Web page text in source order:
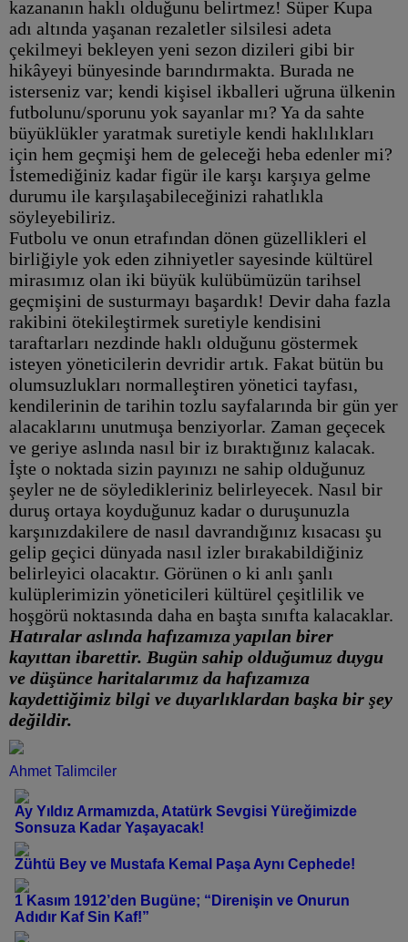
kazananın haklı olduğunu belirtmez! Süper Kupa
adı altında yaşanan rezaletler silsilesi adeta
çekilmeyi bekleyen yeni sezon dizileri gibi bir
hikâyeyi bünyesinde barındırmakta. Burada ne
isterseniz var; kendi kişisel ikballeri uğruna ülkenin
futbolunu/sporunu yok sayanlar mı? Ya da sahte
büyüklükler yaratmak suretiyle kendi haklılıkları
için hem geçmişi hem de geleceği heba edenler mi?
İstemediğiniz kadar figür ile karşı karşıya gelme
durumu ile karşılaşabileceğinizi rahatlıkla
söyleyebiliriz.
Futbolu ve onun etrafından dönen güzellikleri el
birliğiyle yok eden zihniyetler sayesinde kültürel
mirasımız olan iki büyük kulübümüzün tarihsel
geçmişini de susturmayı başardık! Devir daha fazla
rakibini ötekileştirmek suretiyle kendisini
taraftarları nezdinde haklı olduğunu göstermek
isteyen yöneticilerin devridir artık. Fakat bütün bu
olumsuzlukları normalleştiren yönetici tayfası,
kendilerinin de tarihin tozlu sayfalarında bir gün yer
alacaklarını unutmuşa benziyorlar. Zaman geçecek
ve geriye aslında nasıl bir iz bıraktığınız kalacak.
İşte o noktada sizin payınızı ne sahip olduğunuz
şeyler ne de söyledikleriniz belirleyecek. Nasıl bir
duruş ortaya koyduğunuz kadar o duruşunuzla
karşınızdakilere de nasıl davrandığınız kısacası şu
gelip geçici dünyada nasıl izler bırakabildiğiniz
belirleyici olacaktır. Görünen o ki anlı şanlı
kulüplerimizin yöneticileri kültürel çeşitlilik ve
hoşgörü noktasında daha en başta sınıfta kalacaklar.
Hatıralar aslında hafızamıza yapılan birer
kayıttan ibarettir. Bugün sahip olduğumuz duygu
ve düşünce haritalarımız da hafızamıza
kaydettiğimiz bilgi ve duyarlıklardan başka bir şey
değildir.
Ahmet Talimciler
Ay Yıldız Armamızda, Atatürk Sevgisi Yüreğimizde
Sonsuza Kadar Yaşayacak!
Zühtü Bey ve Mustafa Kemal Paşa Aynı Cephede!
1 Kasım 1912’den Bugüne; “Direnişin ve Onurun
Adıdır Kaf Sin Kaf!”